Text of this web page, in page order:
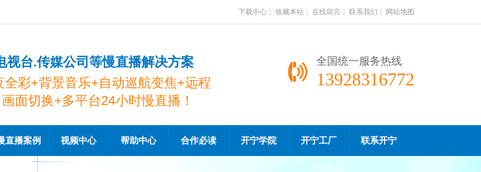
下载中心 收藏本站 在线留言 联系我们 网站地图
视台.传媒公司等慢直播解决方案
全彩+背景音乐+自动巡航变焦+远程
面切换+多平台24小时慢直播！
全国统一服务热线
13928316772
直播案例 视频中心 帮助中心 合作必读 开宁学院 开宁工厂 联系开宁